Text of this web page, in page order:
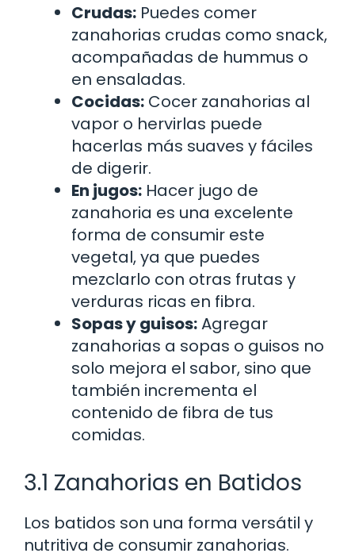
Crudas: Puedes comer
zanahorias crudas como snack,
acompañadas de hummus o
en ensaladas.
Cocidas: Cocer zanahorias al
vapor o hervirlas puede
hacerlas más suaves y fáciles
de digerir.
En jugos: Hacer jugo de
zanahoria es una excelente
forma de consumir este
vegetal, ya que puedes
mezclarlo con otras frutas y
verduras ricas en fibra.
Sopas y guisos:Agregar
zanahorias a sopas o guisos no
solo mejora el sabor, sino que
también incrementa el
contenido de fibra de tus
comidas.
3.1 Zanahorias en Batidos
Los batidos son una forma versátil y
nutritiva de consumir zanahorias.